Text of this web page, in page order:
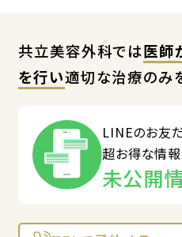
共立美容外科では医師
を行い適切な治療のみ
LINEのお友
超お得な情
未公開